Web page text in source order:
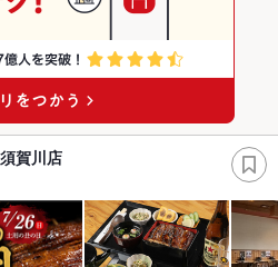
賀川店